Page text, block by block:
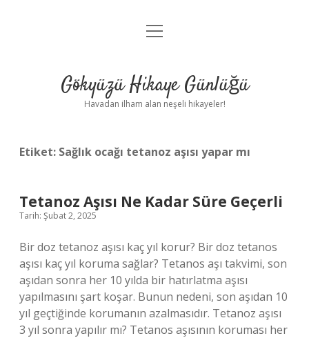
Anasayfa
Yasal Uyarı
menüyü
Gökyüzü Hikaye Günlüğü
Havadan ilham alan neşeli hikayeler!
Etiket: Sağlık ocağı tetanoz aşısı yapar mı
Tetanoz Aşısı Ne Kadar Süre Geçerli
Tarih: Şubat 2, 2025
Bir doz tetanoz aşısı kaç yıl korur? Bir doz tetanos
aşısı kaç yıl koruma sağlar? Tetanos aşı takvimi, son
aşıdan sonra her 10 yılda bir hatırlatma aşısı
yapılmasını şart koşar. Bunun nedeni, son aşıdan 10
yıl geçtiğinde korumanın azalmasıdır. Tetanoz aşısı
3 yıl sonra yapılır mı? Tetanos aşısının koruması her